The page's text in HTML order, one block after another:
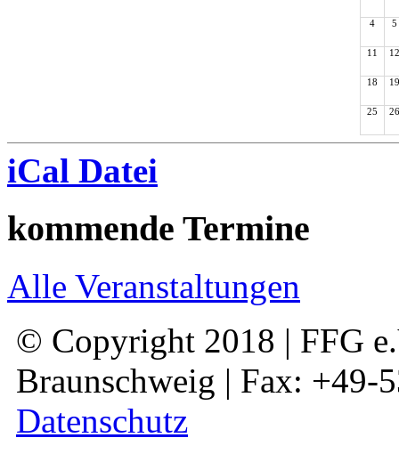
4 5
11 12
18 19
25 26
iCal Datei
kommende Termine
Alle Veranstaltungen
© Copyright 2018 | FFG
Braunschweig | Fax: +49-
Datenschutz